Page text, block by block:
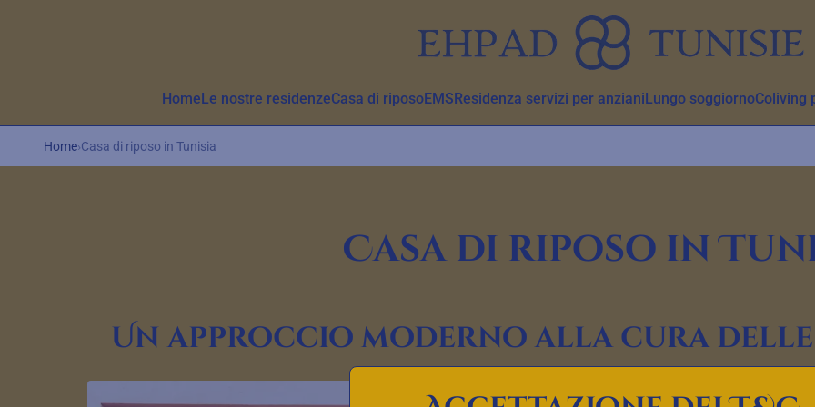
HomeLe nostre residenzeCasa di riposoEMSResidenza servizi per anzianiLungo soggiornoColiving
Home›Casa di riposo in Tunisia
Casa di riposo in
Un approccio moderno alla cura delle